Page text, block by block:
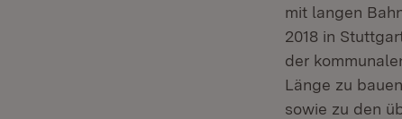
mit langen
2018 in
der
Länge zu
sowie zu den